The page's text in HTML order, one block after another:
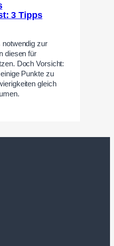
3 Tipps
notwendig zur
diesen für
Doch Vorsicht:
Punkte zu
gleich